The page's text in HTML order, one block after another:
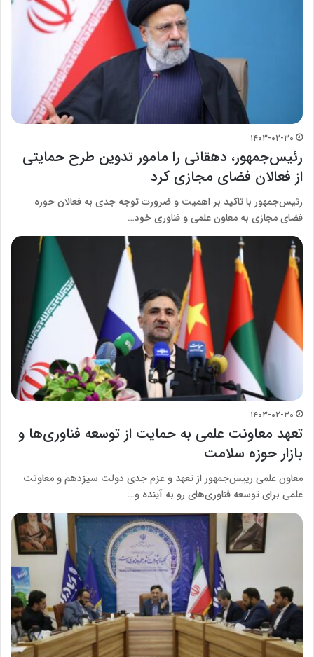
۱۴۰۳-۰۲-۳۰
رئیس‌جمهور، دهقانی را مامور تدوین طرح حمایتی
از فعالان فضای مجازی کرد
رئیس‌جمهور با تاکید بر اهمیت و ضرورت توجه جدی به فعالان حوزه
فضای مجازی به معاون علمی و فناوری خود…
۱۴۰۳-۰۲-۳۰
تعهد معاونت علمی به حمایت از توسعه فناوری‌ها و
بازار حوزه سلامت
معاون علمی رییس‌جمهور از تعهد و عزم جدی دولت سیزدهم و معاونت
علمی برای توسعه فناوری‌های رو به آینده و…